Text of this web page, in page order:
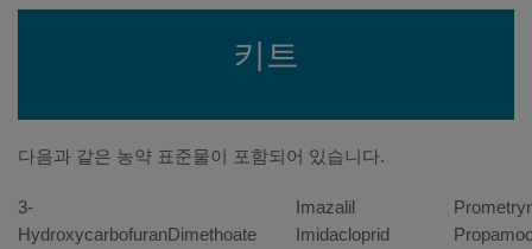
키트
다음과 같은 농약 표준물이 포함되어 있습니다.
3-
HydroxycarbofuranDimethoate
Imazalil
Imidacloprid